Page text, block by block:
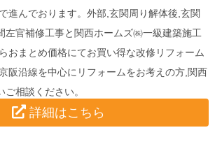
進んでおります。外部,玄関周り解体後,玄関
左官補修工事と関西ホームズ㈱一級建築施工
おまとめ価格にてお買い得な改修リフォーム
阪沿線を中心にリフォームをお考えの方,関西
相談ください。
詳細はこちら